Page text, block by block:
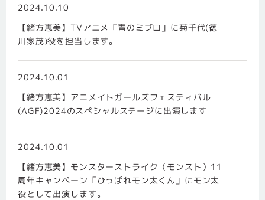
2024.10.10
【緒方恵美】TVアニメ「青のミブロ」に菊千代(徳
川家茂)役を担当します。
2024.10.01
【緒方恵美】アニメイトガールズフェスティバル
(AGF)2024のスペシャルステージに出演します
2024.10.01
【緒方恵美】モンスターストライク（モンスト）11
周年キャンペーン「ひっぱれモン太くん」にモン太
役として出演します。